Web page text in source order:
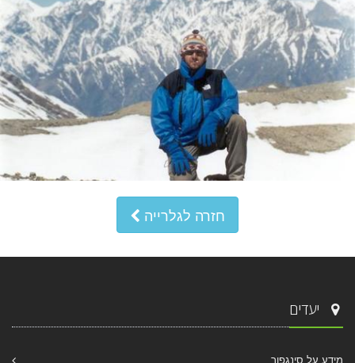
חזרה לגלרייה
יעדים
מידע על סינגפור